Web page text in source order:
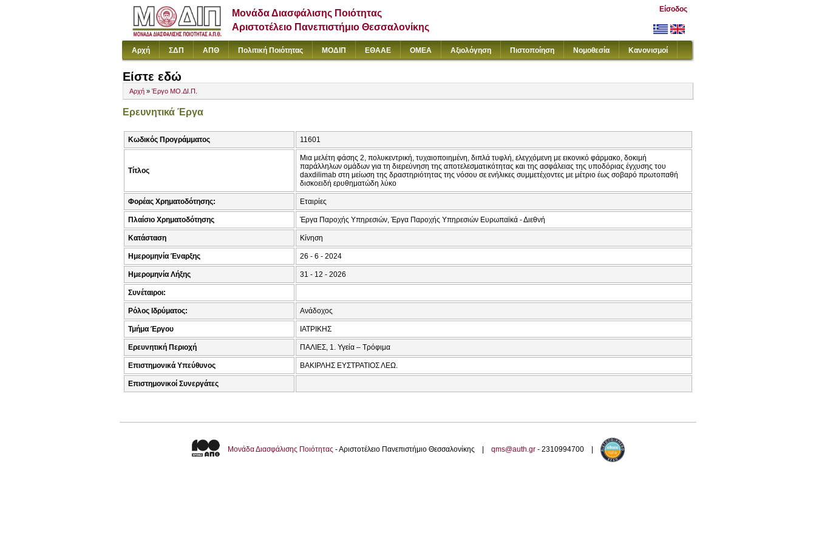
Μονάδα Διασφάλισης Ποιότητας
Αριστοτέλειο Πανεπιστήμιο Θεσσαλονίκης
Είσοδος
Αρχή ΣΔΠ ΑΠΘ Πολιτική Ποιότητας ΜΟΔΙΠ ΕΘΑΑΕ ΟΜΕΑ Αξιολόγηση Πιστοποίηση Νομοθεσία Κανονισμοί
Είστε εδώ
Αρχή » Έργο ΜΟ.ΔΙ.Π.
Ερευνητικά Έργα
Κωδικός Προγράμματος 11601
Τίτλος
Μια μελέτη φάσης 2, πολυκεντρική, τυχαιοποιημένη, διπλά τυφλή, ελεγχόμενη με εικονικό φάρμακο, δοκιμή
παράλληλων ομάδων για τη διερεύνηση της αποτελεσματικότητας και της ασφάλειας της υποδόριας έγχυσης του
daxdilimab στη μείωση της δραστηριότητας της νόσου σε ενήλικες συμμετέχοντες με μέτριο έως σοβαρό πρωτοπαθή
δισκοειδή ερυθηματώδη λύκο
Φορέας Χρηματοδότησης: Εταιρίες
Πλαίσιο Χρηματοδότησης Έργα Παροχής Υπηρεσιών, Έργα Παροχής Υπηρεσιών Ευρωπαϊκά - Διεθνή
Κατάσταση Κίνηση
Ημερομηνία Έναρξης 26 - 6 - 2024
Ημερομηνία Λήξης 31 - 12 - 2026
Συνέταιροι:
Ρόλος Ιδρύματος: Ανάδοχος
Τμήμα Έργου ΙΑΤΡΙΚΗΣ
Ερευνητική Περιοχή ΠΑΛΙΕΣ, 1. Υγεία – Τρόφιμα
Επιστημονικά Υπεύθυνος ΒΑΚΙΡΛΗΣ ΕΥΣΤΡΑΤΙΟΣ ΛΕΩ.
Επιστημονικοί Συνεργάτες
Μονάδα Διασφάλισης Ποιότητας - Αριστοτέλειο Πανεπιστήμιο Θεσσαλονίκης | qms@auth.gr - 2310994700 |